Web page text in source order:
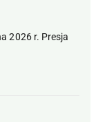
2026 r. Presja